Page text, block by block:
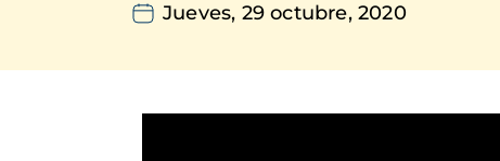
Jueves, 29 octubre, 2020